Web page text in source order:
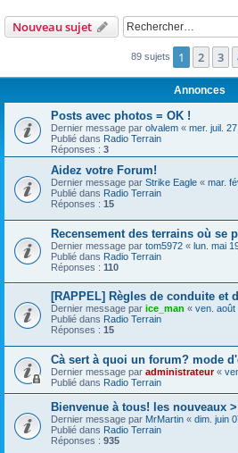
Nouveau sujet
89 sujets 1 2 3
Annonces
Posts avec photos = OK !
Dernier message par olvalem « mer. juil.
Publié dans Radio Terrain
Réponses : 3
Aidez votre Forum!
Dernier message par Strike Eagle « mar.
Publié dans Radio Terrain
Réponses : 15
Recensement des terrains où se
Dernier message par tom5972 « lun. mai
Publié dans Radio Terrain
Réponses : 110
[RAPPEL] Règles de conduite et
Dernier message par ice_man « ven. août
Publié dans Radio Terrain
Réponses : 15
Cà sert à quoi un forum? mode
Dernier message par administrateur«
Publié dans Radio Terrain
Bienvenue à tous! les nouveaux
Dernier message par MrMartin « dim. juin
Publié dans Radio Terrain
Réponses : 935